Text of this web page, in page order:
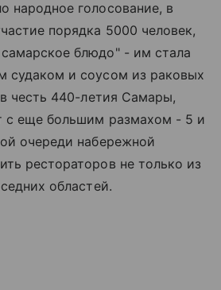
народное голосование, в
порядка 5000 человек,
блюдо" - им стала
судаком и соусом из раковых
честь 440-летия Самары,
с еще большим размахом - 5 и
очереди набережной
рестораторов не только из
областей.